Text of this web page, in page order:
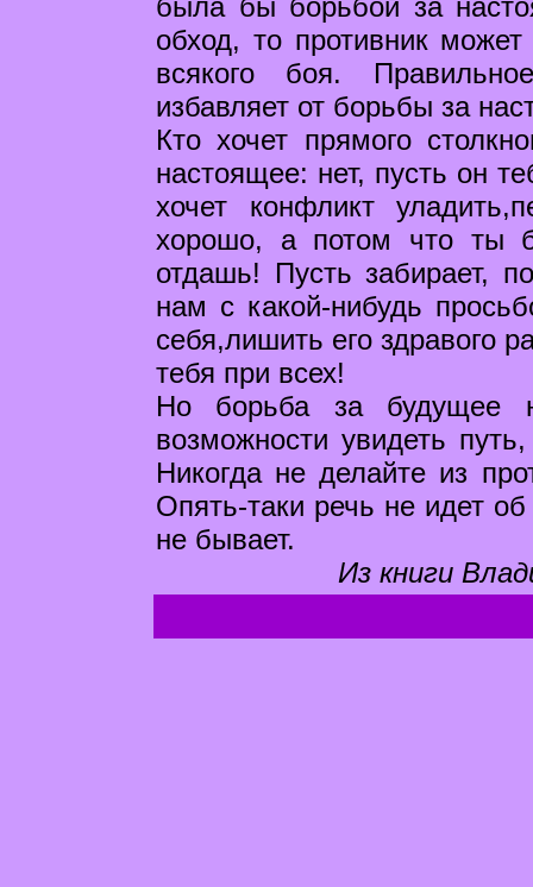
была бы борьбой за
обход, то противник
всякого боя.
избавляет от борьбы за
Кто хочет прямого
настоящее: нет, пусть он
хочет конфликт
хорошо, а потом что ты
отдашь! Пусть забирает,
нам с какой-нибудь
себя,лишить его здравого
тебя при всех!
Но борьба за будущее
возможности увидеть
Никогда не делайте из
Опять-таки речь не идет
не бывает.
Из книги